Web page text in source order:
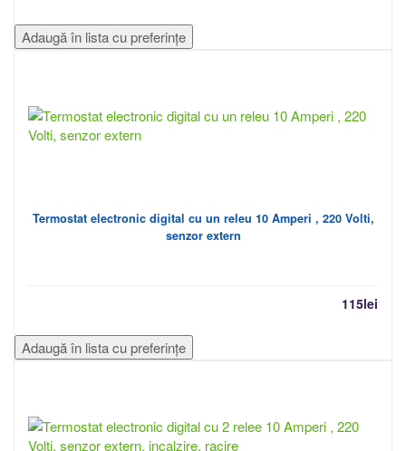
Adaugă în lista cu preferințe
Termostat electronic digital cu un releu 10 Amperi , 220 Volti,
senzor extern
115lei
Adaugă în lista cu preferințe